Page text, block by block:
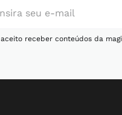
aceito receber conteúdos da